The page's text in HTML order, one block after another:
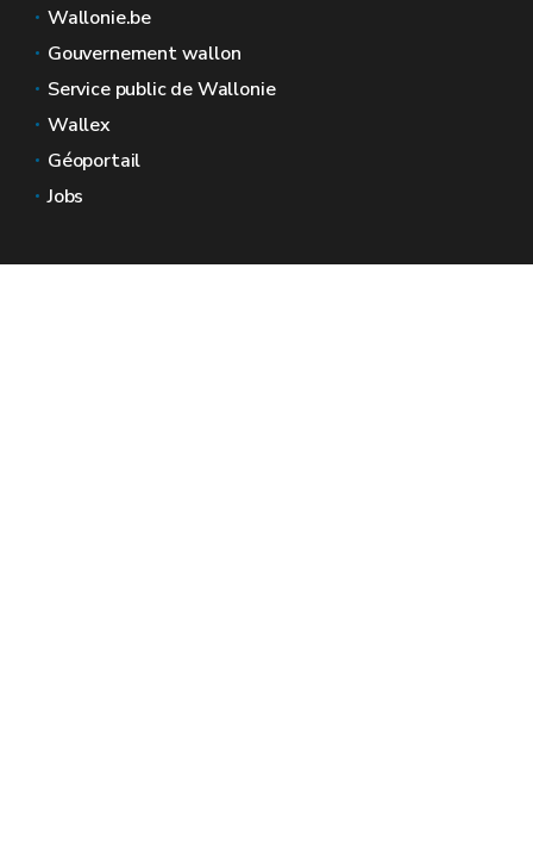
Wallonie.be
Gouvernement wallon
Service public de Wallonie
Wallex
Géoportail
Jobs